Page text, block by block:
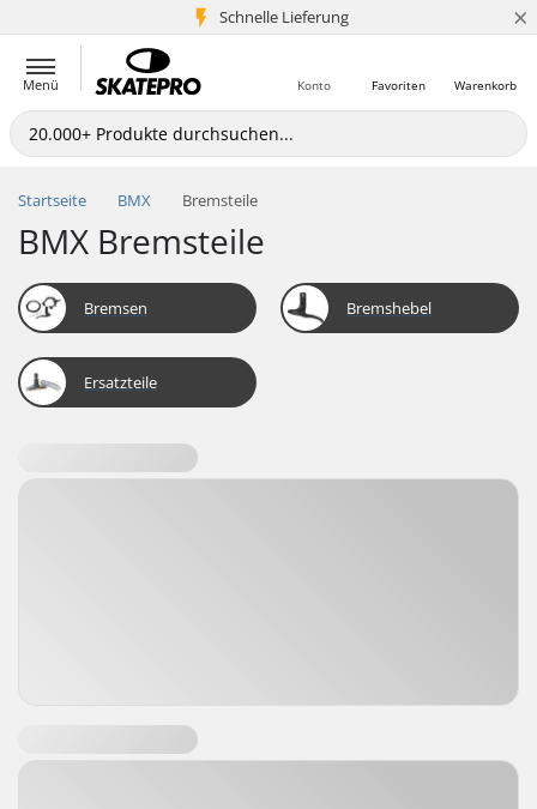
Schnelle Lieferung
5+ Mio. Kunden ×
Menü Warenkorb
Favoriten
Konto
Startseite BMX Bremsteile
BMX Bremsteile
Bremsen Bremshebel
Ersatzteile